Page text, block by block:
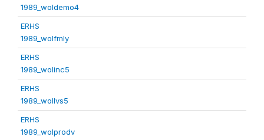
1989_woldemo4
ERHS
1989_wolfmly
ERHS
1989_wolinc5
ERHS
1989_wollvs5
ERHS
1989_wolprodv